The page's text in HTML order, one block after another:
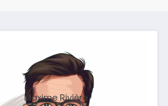
Maxime Rivière